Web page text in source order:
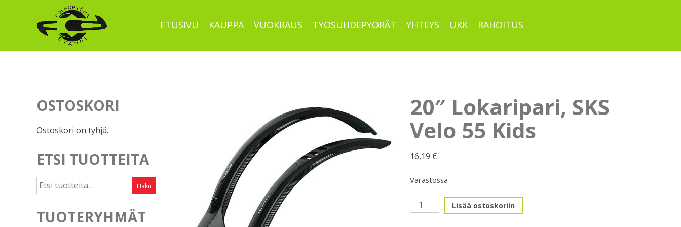
ETUSIVU KAUPPA VUOKRAUS TYÖSUHDEPYÖRÄT YHTEYS UKK RAHOITUS
OSTOSKORI
Ostoskori on tyhjä.
ETSI TUOTTEITA
Etsi: Haku
TUOTERYHMÄT
20″ Lokaripari, SKS
Velo 55 Kids
16,19 €
Varastossa
20"
Lokaripari,
Lisää ostoskoriin